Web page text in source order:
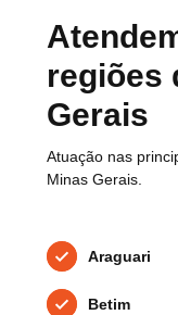
regiões
Gerais
Atuação nas
Minas Gerais.
Araguari
Betim